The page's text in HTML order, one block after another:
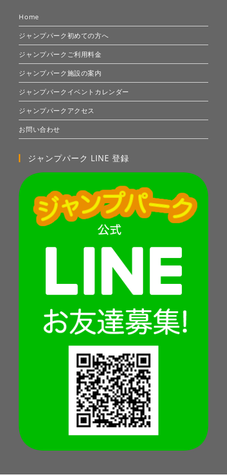
Home
ジャンプパーク初めての方へ
ジャンプパークご利用料金
ジャンプパーク施設の案内
ジャンプパークイベントカレンダー
ジャンプパークアクセス
お問い合わせ
ジャンプパーク LINE 登録